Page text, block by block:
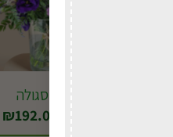
שקיעה סגולה
₪192.00